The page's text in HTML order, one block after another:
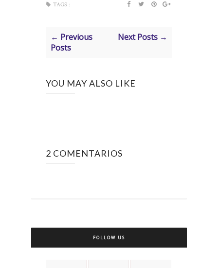
TAGS :
← Previous
Posts
Next Posts →
YOU MAY ALSO LIKE
2 COMENTARIOS
FOLLOW US